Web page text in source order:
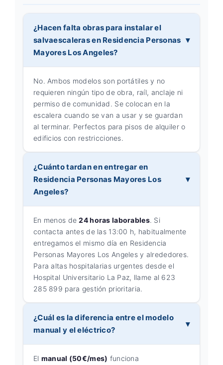
¿Hacen falta obras para instalar el
salvaescaleras en Residencia Personas
Mayores Los Angeles?
No. Ambos modelos son portátiles y no
requieren ningún tipo de obra, raíl, anclaje ni
permiso de comunidad. Se colocan en la
escalera cuando se van a usar y se guardan
al terminar. Perfectos para pisos de alquiler o
edificios con restricciones.
¿Cuánto tardan en entregar en
Residencia Personas Mayores Los
Angeles?
En menos de24 horas laborables. Si
contacta antes de las 13:00 h, habitualmente
entregamos el mismo día en Residencia
Personas Mayores Los Angeles y alrededores.
Para altas hospitalarias urgentes desde el
Hospital Universitario La Paz, llame al 623
285 899 para gestión prioritaria.
¿Cuál es la diferencia entre el modelo
manual y el eléctrico?
El manual (50€/mes) funciona